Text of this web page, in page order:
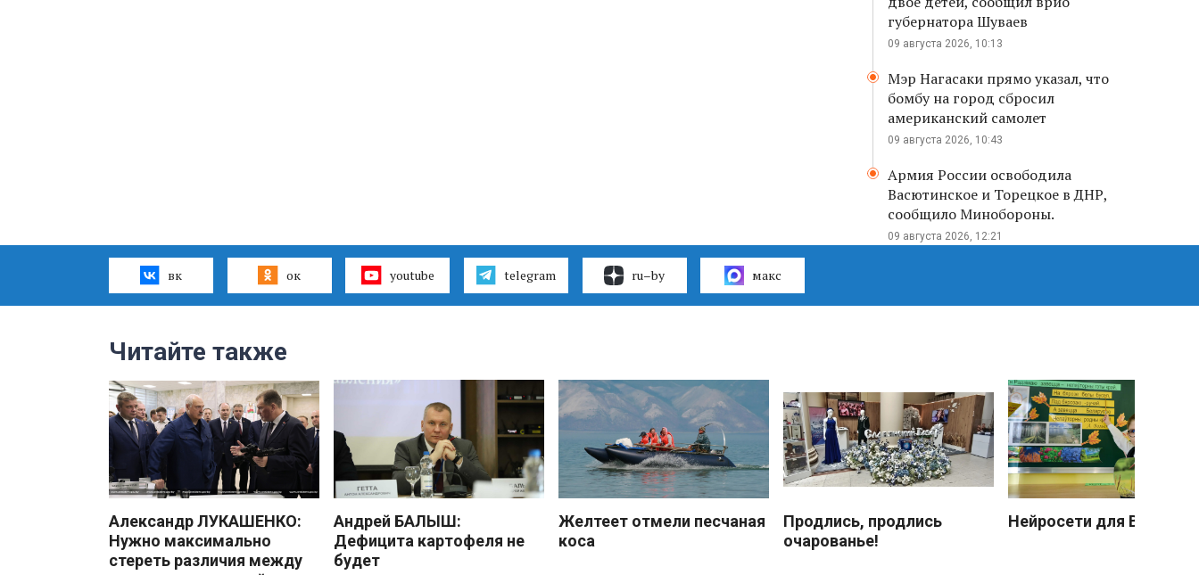
губернатора Шуваев
09 августа 2026, 10:13
Мэр Нагасаки прямо указал, что
бомбу на город сбросил
американский самолет
09 августа 2026, 10:43
Армия России освободила
Васютинское и Торецкое в ДНР,
сообщило Минобороны.
09 августа 2026, 12:21
вк ок youtube telegram ru–by макс
Читайте также
Александр ЛУКАШЕНКО:
Нужно максимально
стереть различия между
Андрей БАЛЫШ:
Дефицита картофеля не
будет
Желтеет отмели песчаная
коса
Продлись, продлись
очарованье!
Нейросети для